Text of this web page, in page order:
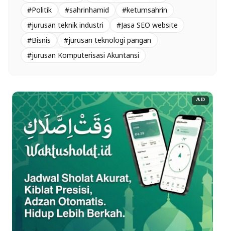
#Politik
#sahrinhamid
#ketumsahrin
#jurusan teknik industri
#Jasa SEO website
#Bisnis
#jurusan teknologi pangan
#jurusan Komputerisasi Akuntansi
AD